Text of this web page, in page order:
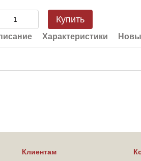
Купить
Характеристики
Клиентам